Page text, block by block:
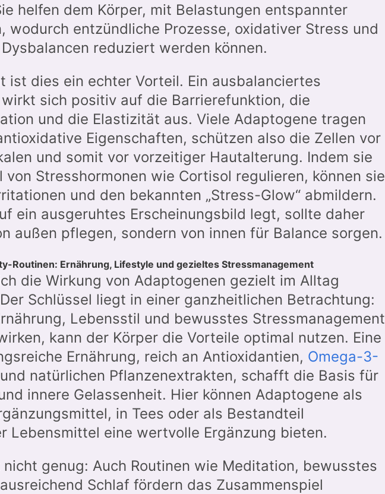
helfen dem Körper, mit Belastungen entspannter
wodurch entzündliche Prozesse, oxidativer Stress und
reduziert werden können.
ist dies ein echter Vorteil. Ein ausbalanciertes
sich positiv auf die Barrierefunktion, die
und die Elastizität aus. Viele Adaptogene tragen
Eigenschaften, schützen also die Zellen vor
und somit vor vorzeitiger Hautalterung. Indem sie
von Stresshormonen wie Cortisol regulieren, können sie
und den bekannten „Stress-Glow“ abmildern.
ein ausgeruhtes Erscheinungsbild legt, sollte daher
außen pflegen, sondern von innen für Balance sorgen.
Routinen: Ernährung, Lifestyle und gezieltes Stressmanagement
die Wirkung von Adaptogenen gezielt im Alltag
Schlüssel liegt in einer ganzheitlichen Betrachtung:
Lebensstil und bewusstes Stressmanagement
kann der Körper die Vorteile optimal nutzen. Eine
Ernährung, reich an Antioxidantien, Omega-3-
und natürlichen Pflanzenextrakten, schafft die Basis für
innere Gelassenheit. Hier können Adaptogene als
in Tees oder als Bestandteil
Lebensmittel eine wertvolle Ergänzung bieten.
nicht genug: Auch Routinen wie Meditation, bewusstes
Schlaf fördern das Zusammenspiel